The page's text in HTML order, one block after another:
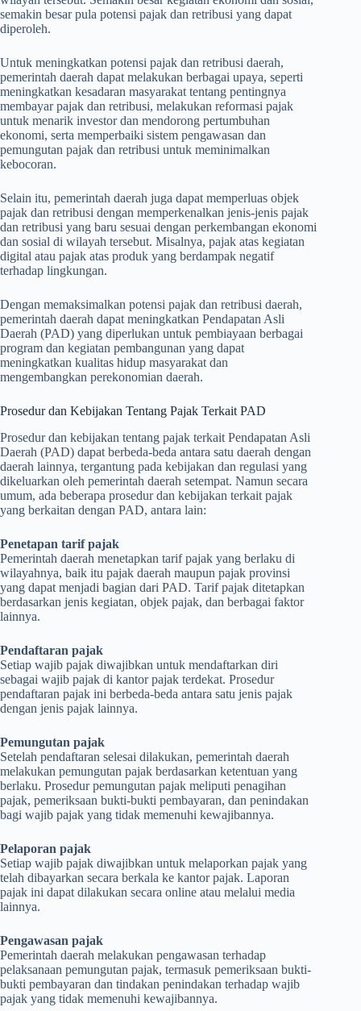
semakin besar pula potensi pajak dan retribusi yang dapat
diperoleh.
Untuk meningkatkan potensi pajak dan retribusi daerah,
pemerintah daerah dapat melakukan berbagai upaya, seperti
meningkatkan kesadaran masyarakat tentang pentingnya
membayar pajak dan retribusi, melakukan reformasi pajak
untuk menarik investor dan mendorong pertumbuhan
ekonomi, serta memperbaiki sistem pengawasan dan
pemungutan pajak dan retribusi untuk meminimalkan
kebocoran.
Selain itu, pemerintah daerah juga dapat memperluas objek
pajak dan retribusi dengan memperkenalkan jenis-jenis pajak
dan retribusi yang baru sesuai dengan perkembangan ekonomi
dan sosial di wilayah tersebut. Misalnya, pajak atas kegiatan
digital atau pajak atas produk yang berdampak negatif
terhadap lingkungan.
Dengan memaksimalkan potensi pajak dan retribusi daerah,
pemerintah daerah dapat meningkatkan Pendapatan Asli
Daerah (PAD) yang diperlukan untuk pembiayaan berbagai
program dan kegiatan pembangunan yang dapat
meningkatkan kualitas hidup masyarakat dan
mengembangkan perekonomian daerah.
Prosedur dan Kebijakan Tentang Pajak Terkait PAD
Prosedur dan kebijakan tentang pajak terkait Pendapatan Asli
Daerah (PAD) dapat berbeda-beda antara satu daerah dengan
daerah lainnya, tergantung pada kebijakan dan regulasi yang
dikeluarkan oleh pemerintah daerah setempat. Namun secara
umum, ada beberapa prosedur dan kebijakan terkait pajak
yang berkaitan dengan PAD, antara lain:
Penetapan tarif pajak
Pemerintah daerah menetapkan tarif pajak yang berlaku di
wilayahnya, baik itu pajak daerah maupun pajak provinsi
yang dapat menjadi bagian dari PAD. Tarif pajak ditetapkan
berdasarkan jenis kegiatan, objek pajak, dan berbagai faktor
lainnya.
Pendaftaran pajak
Setiap wajib pajak diwajibkan untuk mendaftarkan diri
sebagai wajib pajak di kantor pajak terdekat. Prosedur
pendaftaran pajak ini berbeda-beda antara satu jenis pajak
dengan jenis pajak lainnya.
Pemungutan pajak
Setelah pendaftaran selesai dilakukan, pemerintah daerah
melakukan pemungutan pajak berdasarkan ketentuan yang
berlaku. Prosedur pemungutan pajak meliputi penagihan
pajak, pemeriksaan bukti-bukti pembayaran, dan penindakan
bagi wajib pajak yang tidak memenuhi kewajibannya.
Pelaporan pajak
Setiap wajib pajak diwajibkan untuk melaporkan pajak yang
telah dibayarkan secara berkala ke kantor pajak. Laporan
pajak ini dapat dilakukan secara online atau melalui media
lainnya.
Pengawasan pajak
Pemerintah daerah melakukan pengawasan terhadap
pelaksanaan pemungutan pajak, termasuk pemeriksaan bukti-
bukti pembayaran dan tindakan penindakan terhadap wajib
pajak yang tidak memenuhi kewajibannya.